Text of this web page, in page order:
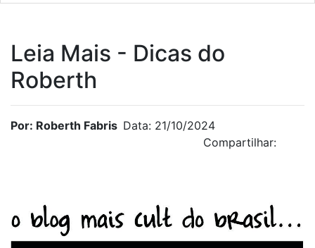
Leia Mais - Dicas do
Roberth
Por: Roberth Fabris Data: 21/10/2024
Compartilhar: